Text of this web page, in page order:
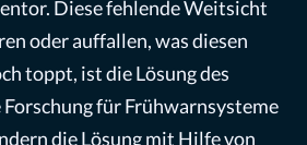
Diese fehlende Weitsicht
oder auffallen, was diesen
toppt, ist die Lösung des
für Frühwarnsysteme
die Lösung mit Hilfe von